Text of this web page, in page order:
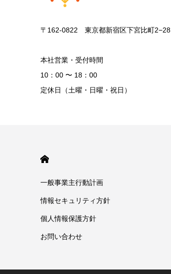
〒162-0822 東京都新宿区下宮比町2−28
本社営業・受付時間
10：00 〜 18：00
定休日（土曜・日曜・祝日）
一般事業主行動計画
情報セキュリティ方針
個人情報保護方針
お問い合わせ